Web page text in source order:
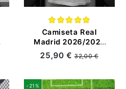
Camiseta Real
Madrid 2026/2027
ML Blanco con
Parche HP (EDICIÓN
25,90 €32,00 €
-21%